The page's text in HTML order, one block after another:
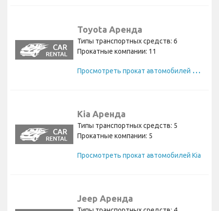
Toyota Аренда
Типы транспортных средств: 6
Прокатные компании: 11
П
росмотреть прокат автомобилей Toyota
Kia Аренда
Типы транспортных средств: 5
Прокатные компании: 5
Просмотреть прокат автомобилей Kia
Jeep Аренда